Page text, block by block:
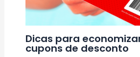
Dicas para
cupons de desconto